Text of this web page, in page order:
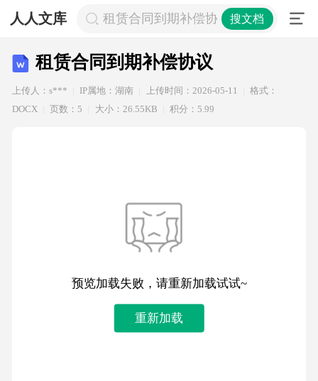
人人文库 租赁合同到期补偿协议搜文档
租赁合同到期补偿协议
上传人：s*** IP属地：湖南 上传时间：2026-05-11
格式：
DOCX
页数：5 大小：26.55KB 积分：5.99
预览加载失败，请重新加载试试~
重新加载